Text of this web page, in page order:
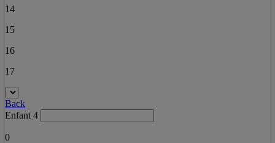
14
15
16
17
Back
Enfant 4
0